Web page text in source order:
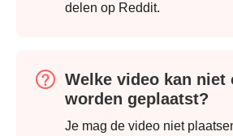
delen op Reddit.
Welke video kan niet
worden geplaatst?
Je mag de video niet